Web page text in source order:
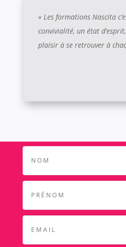
« Les formations Nascita
convivialité, un état
plaisir à se retrouver à